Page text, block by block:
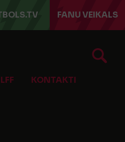
FANU VEIKALS
LFF KONTAKTI